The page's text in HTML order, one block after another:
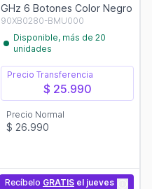
GHz 6 Botones Color Negro
90XB0280-BMU000
Disponible, más de 20
unidades
Precio Transferencia
$ 25.990
Precio Normal
$ 26.990
Recíbelo GRATIS el jueves